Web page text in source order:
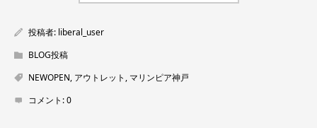
投稿者: liberal_user
BLOG投稿
NEWOPEN, アウトレット, マリンピア神戸
コメント:0